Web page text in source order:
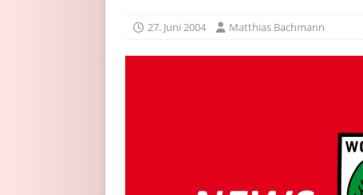
27. Juni 2004 Matthias Bachmann